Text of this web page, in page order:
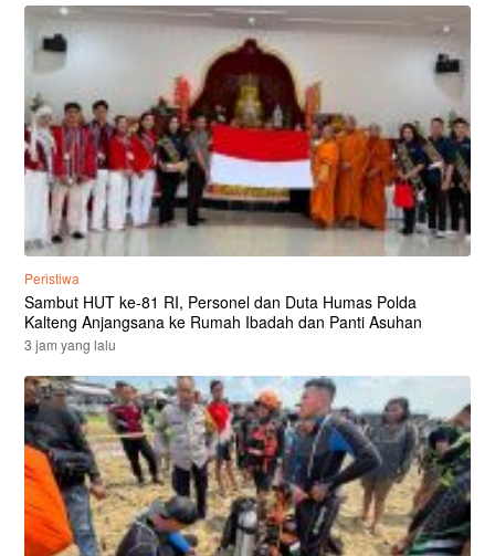
Peristiwa
Sambut HUT ke-81 RI, Personel dan Duta Humas Polda
Kalteng Anjangsana ke Rumah Ibadah dan Panti Asuhan
3 jam yang lalu